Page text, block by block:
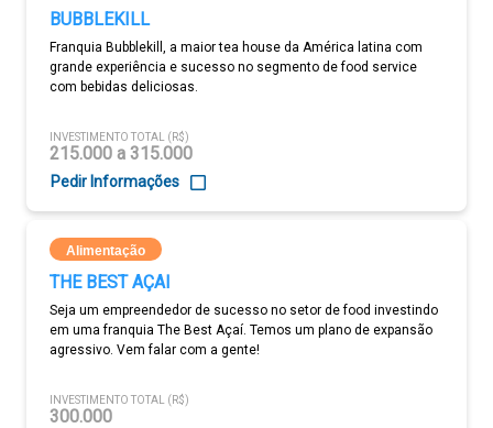
BUBBLEKILL
Franquia Bubblekill, a maior tea house da América latina com
grande experiência e sucesso no segmento de food service
com bebidas deliciosas.
INVESTIMENTO TOTAL (R$)
215.000 a 315.000
Pedir Informações
Alimentação
THE BEST AÇAI
Seja um empreendedor de sucesso no setor de food investindo
em uma franquia The Best Açaí. Temos um plano de expansão
agressivo. Vem falar com a gente!
INVESTIMENTO TOTAL (R$)
300.000